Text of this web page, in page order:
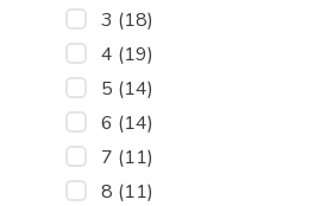
3 (18)
4 (19)
5 (14)
6 (14)
7 (11)
8 (11)